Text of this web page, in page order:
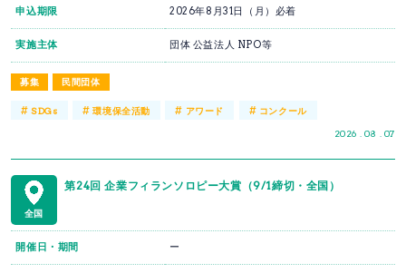
募集 民間団体
2026 . 08 . 07
申込期限 2026年8月31日（月）必着
実施主体 団体 公益法人 NPO等
#SDGs #環境保全活動 # アワード # コンクール
全国
第24回 企業フィランソロピー大賞（9/1締切・全国）
開催日・期間 ー